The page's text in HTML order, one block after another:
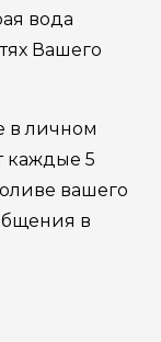
вода
Вашего
в личном
каждые 5
вашего
в